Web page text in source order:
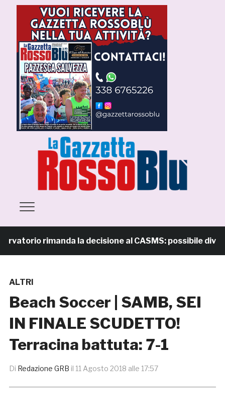
rimanda la decisione al CASMS: possibile divieto
ALTRI
Beach Soccer | SAMB, SEI
IN FINALE SCUDETTO!
Terracina battuta: 7-1
Di Redazione GRB il 11 Agosto 2018 alle 17:57